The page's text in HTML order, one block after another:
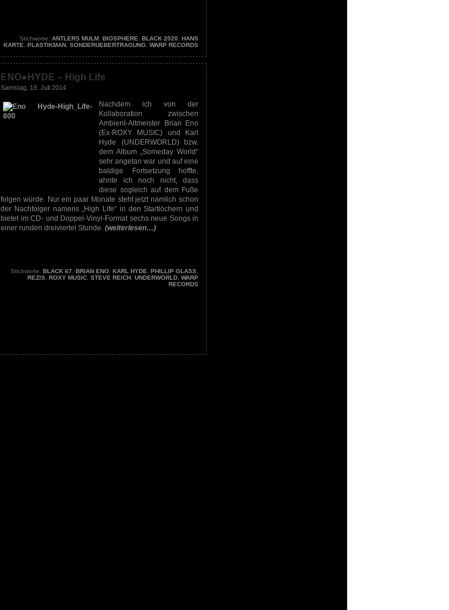
Stichworte: ANTLERS MULM BIOSPHERE BLACK 2020
HANS
KARTE
PLASTIKMAN SONDERUEBERTRAGUNG WARP RECORDS
ENO●HYDE – High Life
Samstag, 19. Juli 2014
Nachdem ich von der
Kollaboration zwischen
Ambient-Altmeister Brian Eno
(Ex-ROXY MUSIC) und Karl
Hyde (UNDERWORLD) bzw.
dem Album „Someday World“
sehr angetan war und auf eine
baldige Fortsetzung hoffte,
ahnte ich noch nicht, dass
diese sogleich auf dem Fuße
folgen würde. Nur ein paar Monate steht jetzt nämlich schon
der Nachfolger namens „High Life“ in den Startlöchern und
bietet im CD- und Doppel-Vinyl-Format sechs neue Songs in
einer runden dreiviertel Stunde. (weiterlesen…)
Stichworte: BLACK 67 BRIAN ENO KARL HYDE PHILLIP GLASS
REZIS ROXY MUSIC STEVE REICH UNDERWORLD WARP
RECORDS